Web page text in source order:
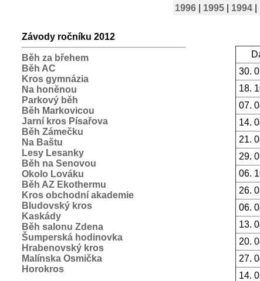
1996
1995 1994
Závody ročníku 2012
Běh za břehem
Běh AC
Kros gymnázia
Na honěnou
Parkový běh
Běh Markovicou
Jarní kros Písařova
Běh Zámečku
Na Baštu
Lesy Lesanky
Běh na Senovou
Okolo Lováku
Běh AZ Ekothermu
Kros obchodní akademie
Bludovský kros
Kaskády
Běh salonu Zdena
Šumperská hodinovka
Hrabenovský kros
Malínska Osmička
Horokros
30.
18.
07.
14.
21.
29.
06.
26.
06.
13.
20.
27.
14.